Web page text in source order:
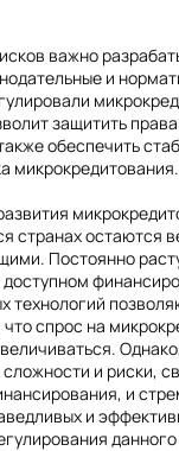
важно
и
защитить
обеспечить
микрокредитования.
странах остаются
Постоянно
доступном
технологий
что спрос на
и риски,
и
и